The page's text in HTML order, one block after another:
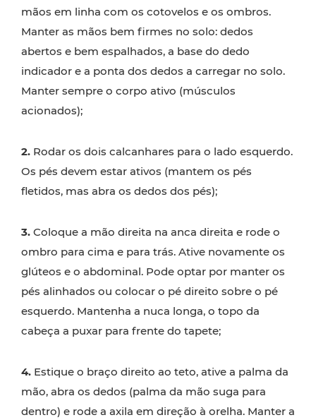
mãos em linha com os cotovelos e os ombros.
Manter as mãos bem firmes no solo: dedos
abertos e bem espalhados, a base do dedo
indicador e a ponta dos dedos a carregar no solo.
Manter sempre o corpo ativo (músculos
acionados);
2. Rodar os dois calcanhares para o lado esquerdo.
Os pés devem estar ativos (mantem os pés
fletidos, mas abra os dedos dos pés);
3. Coloque a mão direita na anca direita e rode o
ombro para cima e para trás. Ative novamente os
glúteos e o abdominal. Pode optar por manter os
pés alinhados ou colocar o pé direito sobre o pé
esquerdo. Mantenha a nuca longa, o topo da
cabeça a puxar para frente do tapete;
4. Estique o braço direito ao teto, ative a palma da
mão, abra os dedos (palma da mão suga para
dentro) e rode a axila em direção à orelha. Manter a